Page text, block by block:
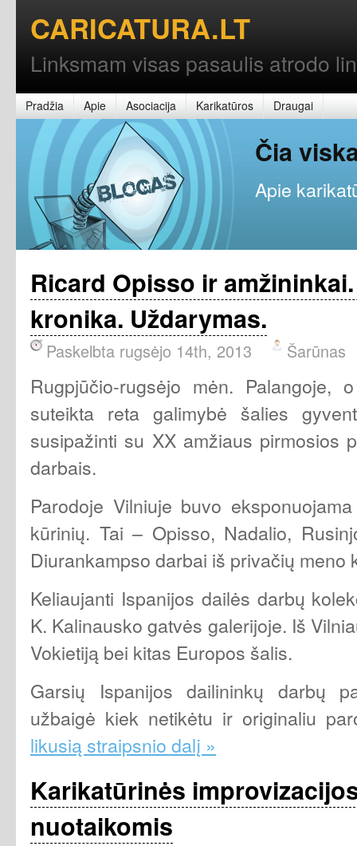
CARICATURA.LT
Linksmam visas pasaulis atrodo
Pradžia Apie Asociacija Karikatūros Draugai
Čia
Apie
Ricard Opisso ir
kronika. Uždarymas.
Paskelbta rugsėjo 14th, 2013 Šarūnas
Rugpjūčio-rugsėjo mėn. Palangoje,
suteikta reta galimybė šalies
susipažinti su XX amžiaus pirmosios
darbais.
Parodoje Vilniuje buvo
kūrinių. Tai – Opisso, Nadalio,
Diurankampso darbai iš privačių meno
Keliaujanti Ispanijos dailės darbų
K. Kalinausko gatvės galerijoje. Iš
Vokietiją bei kitas Europos šalis.
Garsių Ispanijos dailininkų darbų
užbaigė kiek netikėtu ir originaliu
likusią straipsnio dalį »
Karikatūrinės
nuotaikomis